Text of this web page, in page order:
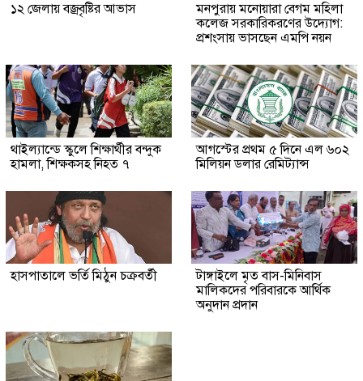
১২ জেলায় বজ্রবৃষ্টির আভাস
মনপুরায় মনোয়ারা বেগম মহিলা
কলেজ সরকারিকরণের উদ্যোগ:
প্রশংসায় ভাসছেন এমপি নয়ন
থাইল্যান্ডে স্কুলে শিক্ষার্থীর বন্দুক
হামলা, শিক্ষকসহ নিহত ৭
আগস্টের প্রথম ৫ দিনে এল ৬০২
মিলিয়ন ডলার রেমিট্যান্স
হাসপাতালে ভর্তি মিঠুন চক্রবর্তী
টাঙ্গাইলে মৃত বাস-মিনিবাস
মালিকদের পরিবারকে আর্থিক
অনুদান প্রদান